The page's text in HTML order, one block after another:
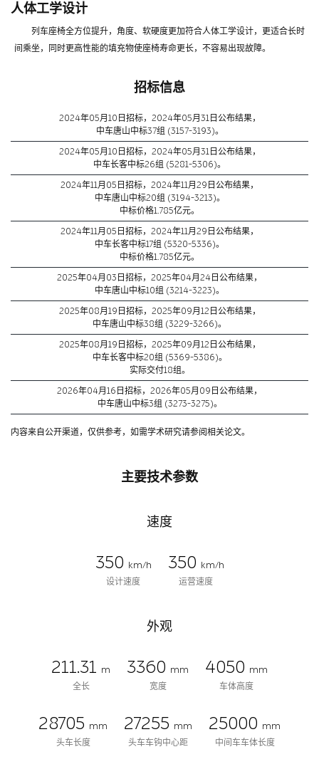
人体工学设计
列车座椅全方位提升，角度、软硬度更加符合人体工学设计，更适合长时
间乘坐，同时更高性能的填充物使座椅寿命更长，不容易出现故障。
招标信息
2024年05月10日招标，2024年05月31日公布结果，
中车唐山中标37组 (3157-3193)。
2024年05月10日招标，2024年05月31日公布结果，
中车长客中标26组 (5281-5306)。
2024年11月05日招标，2024年11月29日公布结果，
中车唐山中标20组 (3194-3213)。
中标价格1.785亿元。
2024年11月05日招标，2024年11月29日公布结果，
中车长客中标17组 (5320-5336)。
中标价格1.785亿元。
2025年04月03日招标，2025年04月24日公布结果，
中车唐山中标10组 (3214-3223)。
2025年08月19日招标，2025年09月12日公布结果，
中车唐山中标38组 (3229-3266)。
2025年08月19日招标，2025年09月12日公布结果，
中车长客中标20组 (5369-5386)。
实际交付18组。
2026年04月16日招标，2026年05月09日公布结果，
中车唐山中标3组 (3273-3275)。
内容来自公开渠道，仅供参考，如需学术研究请参阅相关论文。
主要技术参数
速度
350
km/h
设计速度
350
km/h
运营速度
外观
211.31 m
全长
3360 mm
宽度
4050 mm
车体高度
28705 mm
头车长度
27255 mm
头车车钩中心距
25000 mm
中间车车体长度